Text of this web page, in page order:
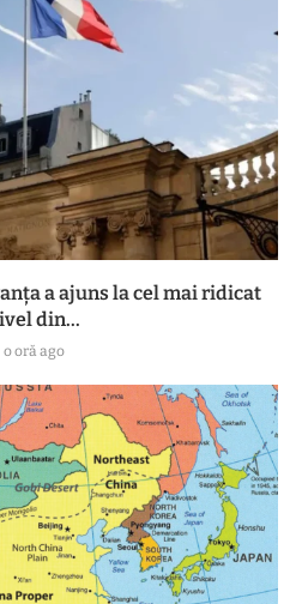
a ajuns la cel mai ridicat
din...
o oră ago